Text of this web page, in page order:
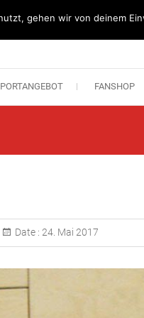
FANSHOP
Date : 24. Mai 2017
gehen wir von deinem